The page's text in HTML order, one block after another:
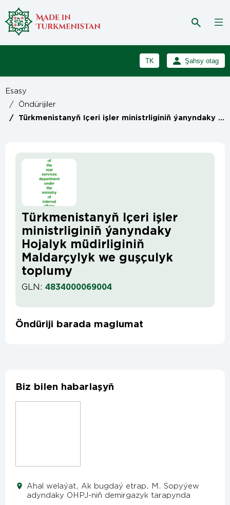
TK
RU
Şahsy otag
Esasy
/
Öndürijiler
/ Türkmenistanyň Içeri işler ministrliginiň ýanyndaky Hojalyk müdirliginiň Maldarçylyk we guşçulyk toplumy
Türkmenistanyň Içeri işler
ministrliginiň ýanyndaky
Hojalyk müdirliginiň
Maldarçylyk we guşçulyk
toplumy
GLN: 4834000069004
Öndüriji barada maglumat
Biz bilen habarlaşyň
Ahal welaýat, Ak bugdaý etrap, M. Sopyýew
adyndaky OHPJ-niň demirgazyk tarapynda